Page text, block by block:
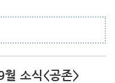
소식<공존>